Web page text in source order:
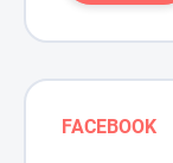
FACEBOOK